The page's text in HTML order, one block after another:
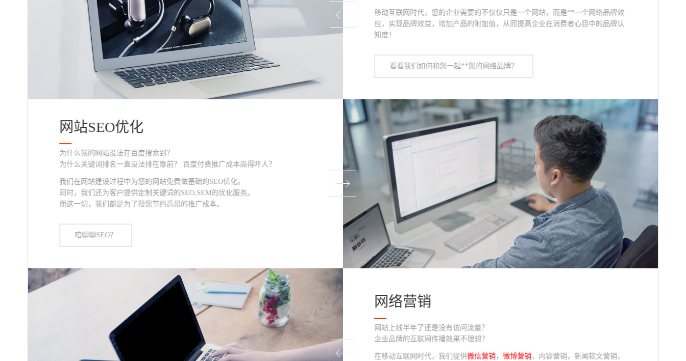
移动互联网时代，您的企业需要的不仅仅只是一个网站，而是**一个网络品牌效
应，实现品牌效益，增加产品的附加值，从而提高企业在消费者心目中的品牌认
知度！
看看我们如何和您一起**您的网络品牌？
网站SEO优化
为什么我的网站没法在百度搜索到？
为什么关键词排名一直没法排在靠前？ 百度付费推广成本高得吓人？
我们在网站建设过程中为您的网站免费做基础的SEO优化。
同时，我们还为客户提供定制关键词的SEO,SEM的优化服务。
而这一切，我们都是为了帮您节约高昂的推广成本。
咱聊聊SEO？
网络营销
网站上线半年了还是没有访问流量？
企业品牌的互联网传播效果不理想？
在移动互联网时代，我们提供微信营销，微博营销，内容营销，新闻软文营销，